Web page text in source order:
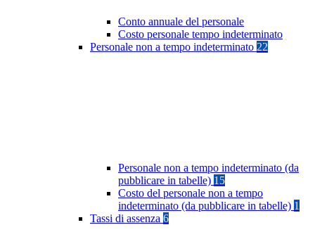
Conto annuale del personale
Costo personale tempo indeterminato
Personale non a tempo indeterminato 22
Personale non a tempo indeterminato (da
pubblicare in tabelle) 15
Costo del personale non a tempo
indeterminato (da pubblicare in tabelle) 1
Tassi di assenza 6